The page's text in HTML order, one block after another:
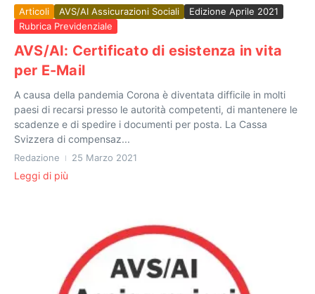
Articoli AVS/AI Assicurazioni Sociali
Edizione Aprile 2021
Rubrica Previdenziale
AVS/AI: Certificato di esistenza in vita
per E-Mail
A causa della pandemia Corona è diventata difficile in molti
paesi di recarsi presso le autorità competenti, di mantenere le
scadenze e di spedire i documenti per posta. La Cassa
Svizzera di compensaz...
Redazione 25 Marzo 2021
Leggi di più